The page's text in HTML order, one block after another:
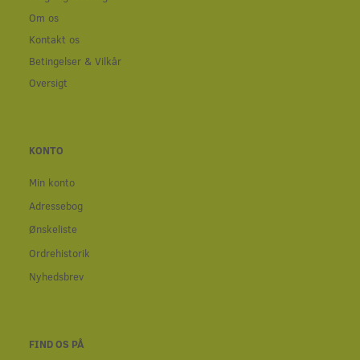
Om os
Kontakt os
Betingelser & Vilkår
Oversigt
KONTO
Min konto
Adressebog
Ønskeliste
Ordrehistorik
Nyhedsbrev
FIND OS PÅ